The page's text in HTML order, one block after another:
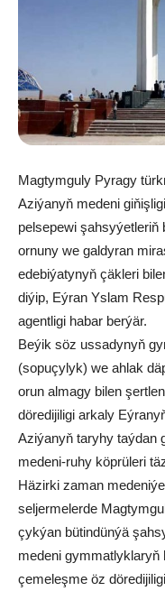
Magtymguly Pyragy
Aziýanyň medeni
pelsepewi şahsyýetleriň
ornuny we galdyran
edebiýatynyň çäkleri
diýip, Eýran Yslam
agentligi habar berýär.
Beýik söz ussadynyň
(sopuçylyk) we ahlak
orun almagy bilen
döredijiligi arkaly
Aziýanyň taryhy taýdan
medeni-ruhy köprüleri
Häzirki zaman
seljermelerde
çykýan bütindünýä
medeni
çemeleşme öz